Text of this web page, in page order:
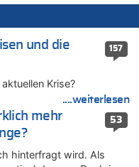
zu
ist jetzt amtlich
zu
ist jetzt amtlich
zu
ist jetzt amtlich
Bernhard von Sinnen zu
Autofahrern das
von Vias
157
und die
Krise?
....weiterlesen
53
mehr
hinterfragt wird. Als